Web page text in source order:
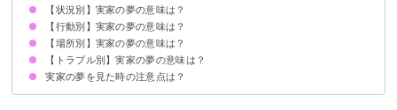
人は10代の出来事を最もよく思い出す傾向があるから
夢占い的には疲労を暗示
【状況別】実家の夢の意味は？
実家にいる夢【吉夢】
今はない実家の夢【警告夢】
実家に人が来る夢【吉夢】
ボロボロの実家の夢【警告夢】
実家を追い出される夢【吉夢】
実家に人が集まる夢【吉夢】
実家をリフォームする夢【吉夢】
【行動別】実家の夢の意味は？
実家に帰る夢【吉夢】
実家を片付ける夢【吉夢】
実家で食事する夢【警告夢】
実家で寝る夢【警告夢】
実家から逃げる夢【警告夢】
実家を模様替えする夢【吉夢】
実家を売却する夢【吉夢】
実家で楽しく過ごす夢【吉夢】
【場所別】実家の夢の意味は？
実家のトイレの夢【警告夢】
実家の自分の部屋の夢【吉夢】
実家の庭の夢【吉夢】
実家のお風呂の夢【吉夢】
【トラブル別】実家の夢の意味は？
実家が火事になる夢【吉夢】
実家が壊れる夢【吉夢】
実家が雨漏りする夢【警告夢】
実家に強盗が入る夢【警告夢】
実家が放火される夢【吉夢】
実家にネズミが出る夢【警告夢】
実家の夢を見た時の注意点は？
吉夢なら話さず警告夢や凶夢は人に話す